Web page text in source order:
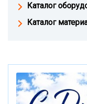
Каталог
Каталог